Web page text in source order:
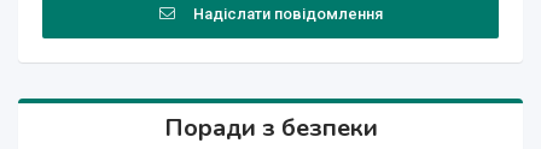
Надіслати повідомлення
Поради з безпеки